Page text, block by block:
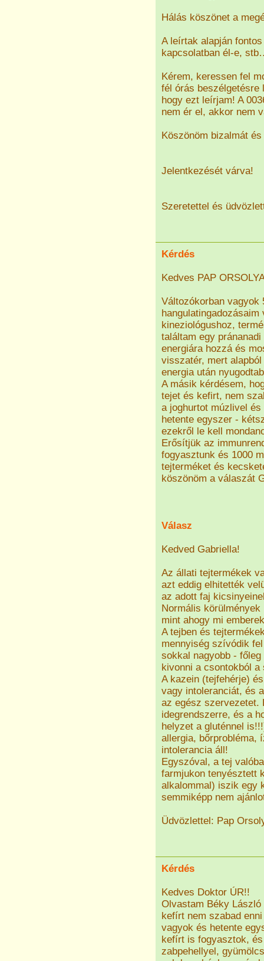
Hálás köszönet a
A leírtak alapján
kapcsolatban él-e,
Kérem, keressen fel
fél órás beszélgetésre
hogy ezt leírjam! A
nem ér el, akkor nem
Köszönöm bizalmát
Jelentkezését várva!
Szeretettel és
Kérdés
Kedves PAP
Változókorban
kineziológushoz,
találtam egy
energiára hozzá és
visszatér, mert
energia után
A másik kérdésem,
tejet és kefirt, nem
a joghurtot múzlivel
hetente egyszer -
ezekről le kell
Erősítjük az
fogyasztunk és 1000
tejterméket és
köszönöm a válaszát
Válasz
Kedved Gabriella!
Az állati tejtermékek
azt eddig elhitették
az adott faj
Normális
mint ahogy mi
A tejben és
mennyiség szívódik
sokkal nagyobb -
kivonni a csontokból
A kazein (tejfehérje)
vagy intoleranciát, és
az egész szervezetet.
idegrendszerre, és a
helyzet a gluténnel
allergia, bőrprobléma,
intolerancia áll!
Egyszóval, a tej
farmjukon tenyésztett
alkalommal) iszik egy
semmiképp nem
Üdvözlettel: Pap
Kérdés
Kedves Doktor ÚR!!
Olvastam Béky
kefírt nem szabad
vagyok és hetente
kefírt is fogyasztok,
zabpehellyel,